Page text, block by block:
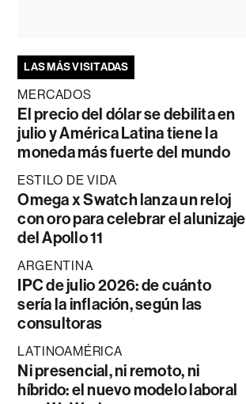
LAS MÁS VISITADAS
MERCADOS
El precio del dólar se debilita en
julio y América Latina tiene la
moneda más fuerte del mundo
ESTILO DE VIDA
Omega x Swatch lanza un reloj
con oro para celebrar el alunizaje
del Apollo 11
ARGENTINA
IPC de julio 2026: de cuánto
sería la inflación, según las
consultoras
LATINOAMÉRICA
Ni presencial, ni remoto, ni
híbrido: el nuevo modelo laboral